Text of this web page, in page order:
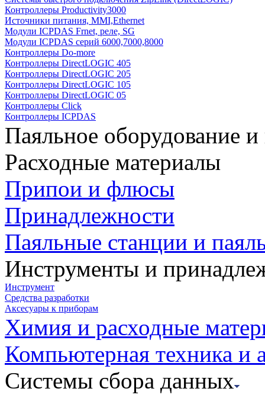
Контроллеры Productivity3000
Источники питания, MMI,Ethernet
Модули ICPDAS Frnet, реле, SG
Модули ICPDAS серий 6000,7000,8000
Контроллеры Do-more
Контроллеры DirectLOGIC 405
Контроллеры DirectLOGIC 205
Контроллеры DirectLOGIC 105
Контроллеры DirectLOGIC 05
Контроллеры Click
Контроллеры ICPDAS
Паяльное оборудование
Расходные материалы
Припои и флюсы
Принадлежности
Паяльные станции и
Инструменты и
Инструмент
Средства разработки
Аксесуары к приборам
Химия и расходные
Компьютерная техника и
Системы сбора данных